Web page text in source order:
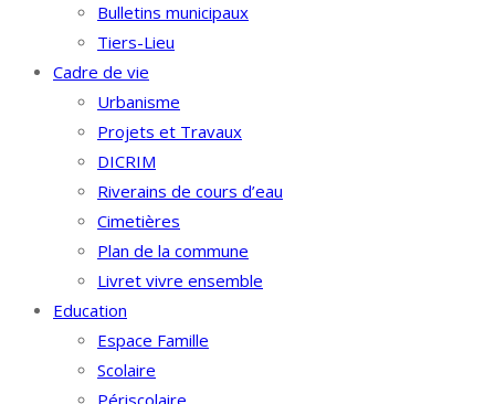
Bulletins municipaux
Tiers-Lieu
Cadre de vie
Urbanisme
Projets et Travaux
DICRIM
Riverains de cours d’eau
Cimetières
Plan de la commune
Livret vivre ensemble
Education
Espace Famille
Scolaire
Périscolaire